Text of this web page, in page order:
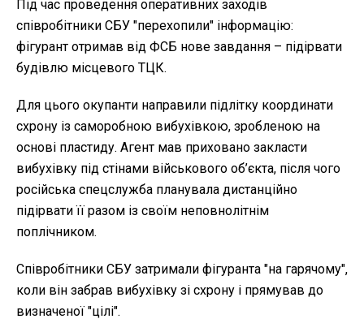
Під час проведення оперативних заходів
співробітники СБУ "перехопили" інформацію:
фігурант отримав від ФСБ нове завдання – підірвати
будівлю місцевого ТЦК.
Для цього окупанти направили підлітку координати
схрону із саморобною вибухівкою, зробленою на
основі пластиду. Агент мав приховано закласти
вибухівку під стінами військового об’єкта, після чого
російська спецслужба планувала дистанційно
підірвати її разом із своїм неповнолітнім
поплічником.
Співробітники СБУ затримали фігуранта "на гарячому",
коли він забрав вибухівку зі схрону і прямував до
визначеної "цілі".